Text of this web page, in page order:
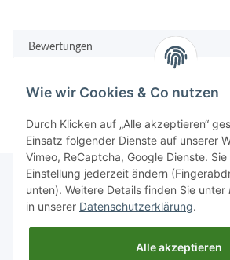
Bewertungen
Rechtliches
Wie wir Cookies & Co nutzen
Durch Klicken auf „Alle akzeptieren“
Einsatz folgender Dienste auf unserer
Vimeo, ReCaptcha, Google Dienste.
Einstellung jederzeit ändern
unten). Weitere Details finden Sie unter
in unserer Datenschutzerklärung.
Alle akzeptieren